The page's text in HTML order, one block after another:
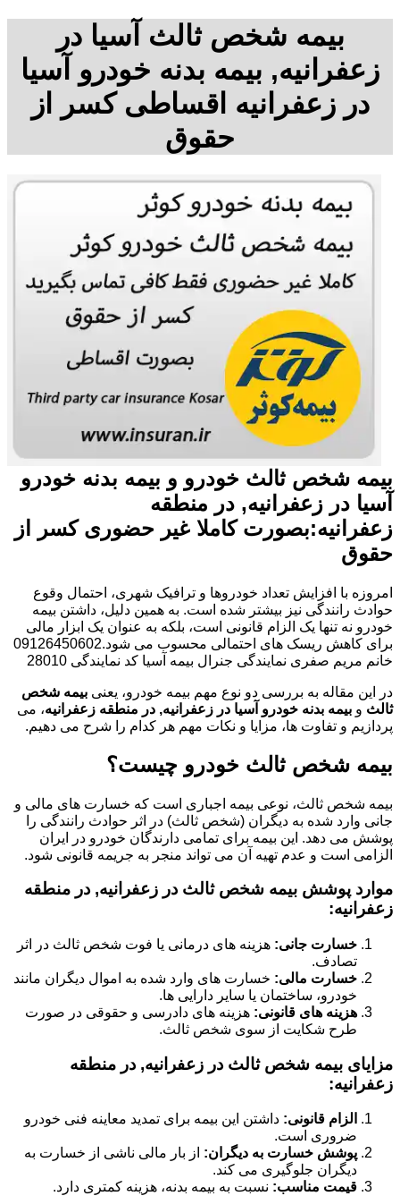
بیمه شخص ثالث آسیا در
زعفرانیه, بیمه بدنه خودرو آسیا
در زعفرانیه اقساطی کسر از
حقوق
بیمه شخص ثالث خودرو و بیمه بدنه خودرو
آسیا در زعفرانیه, در منطقه
زعفرانیه:بصورت کاملا غیر حضوری کسر از
حقوق
امروزه با افزایش تعداد خودروها و ترافیک شهری، احتمال وقوع
حوادث رانندگی نیز بیشتر شده است. به همین دلیل، داشتن بیمه
خودرو نه تنها یک الزام قانونی است، بلکه به عنوان یک ابزار مالی
برای کاهش ریسک های احتمالی محسوب می شود.09126450602
خانم مریم صفری نمایندگی جنرال بیمه آسیا کد نمایندگی 28010
در این مقاله به بررسی دو نوع مهم بیمه خودرو، یعنی بیمه شخص
ثالث و بیمه بدنه خودرو آسیا در زعفرانیه, در منطقه زعفرانیه، می
پردازیم و تفاوت ها، مزایا و نکات مهم هر کدام را شرح می دهیم.
بیمه شخص ثالث خودرو چیست؟
بیمه شخص ثالث، نوعی بیمه اجباری است که خسارت های مالی و
جانی وارد شده به دیگران (شخص ثالث) در اثر حوادث رانندگی را
پوشش می دهد. این بیمه برای تمامی دارندگان خودرو در ایران
الزامی است و عدم تهیه آن می تواند منجر به جریمه قانونی شود.
موارد پوشش بیمه شخص ثالث در زعفرانیه, در منطقه
زعفرانیه:
خسارت جانی: هزینه های درمانی یا فوت شخص ثالث در اثر
تصادف.
خسارت مالی: خسارت های وارد شده به اموال دیگران مانند
خودرو، ساختمان یا سایر دارایی ها.
هزینه های قانونی: هزینه های دادرسی و حقوقی در صورت
طرح شکایت از سوی شخص ثالث.
مزایای بیمه شخص ثالث در زعفرانیه, در منطقه
زعفرانیه:
الزام قانونی: داشتن این بیمه برای تمدید معاینه فنی خودرو
ضروری است.
پوشش خسارت به دیگران: از بار مالی ناشی از خسارت به
دیگران جلوگیری می کند.
قیمت مناسب: نسبت به بیمه بدنه، هزینه کمتری دارد.